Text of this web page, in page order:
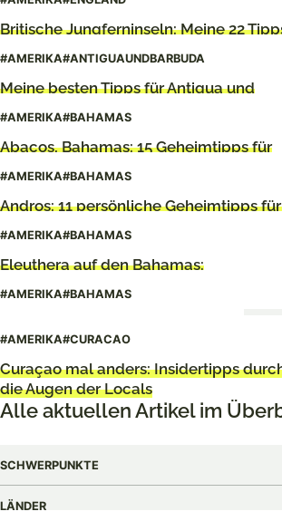
Britische Jungferninseln: Meine 22
#AMERIKA#ANTIGUAUNDBARBUDA
Meine besten Tipps für Antigua und
#AMERIKA#BAHAMAS
Abacos, Bahamas: 15 Geheimtipps für
#AMERIKA#BAHAMAS
Andros: 11 persönliche Geheimtipps
#AMERIKA#BAHAMAS
Eleuthera auf den Bahamas:
#AMERIKA#BAHAMAS
#AMERIKA#CURACAO
Curaçao mal anders: Insidertipps
die Augen der Locals
Alle aktuellen Artikel im
SCHWERPUNKTE
LÄNDER